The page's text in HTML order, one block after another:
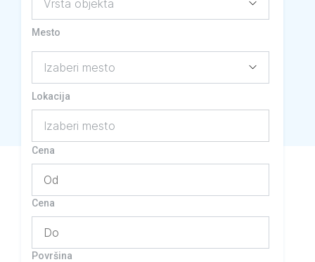
Mesto
Lokacija
Izaberi mesto
Cena
Cena
Površina